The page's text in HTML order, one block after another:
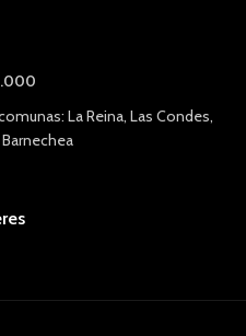
La Reina, Las Condes,